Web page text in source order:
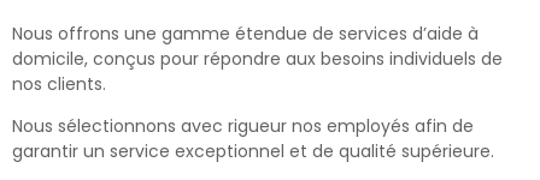
Nous offrons une gamme étendue de services d’aide à
domicile, conçus pour répondre aux besoins individuels de
nos clients.
Nous sélectionnons avec rigueur nos employés afin de
garantir un service exceptionnel et de qualité supérieure.